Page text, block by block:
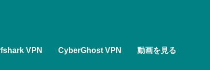
VPN CyberGhost VPN 動画を見る